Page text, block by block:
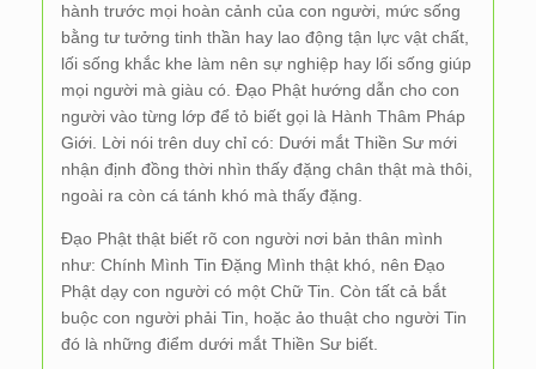
hành trước mọi hoàn cảnh của con người, mức sống
bằng tư tưởng tinh thần hay lao động tận lực vật chất,
lối sống khắc khe làm nên sự nghiệp hay lối sống giúp
mọi người mà giàu có. Đạo Phật hướng dẫn cho con
người vào từng lớp để tỏ biết gọi là Hành Thâm Pháp
Giới. Lời nói trên duy chỉ có: Dưới mắt Thiền Sư mới
nhận định đồng thời nhìn thấy đặng chân thật mà thôi,
ngoài ra còn cá tánh khó mà thấy đặng.
Đạo Phật thật biết rõ con người nơi bản thân mình
như: Chính Mình Tin Đặng Mình thật khó, nên Đạo
Phật dạy con người có một Chữ Tin. Còn tất cả bắt
buộc con người phải Tin, hoặc ảo thuật cho người Tin
đó là những điểm dưới mắt Thiền Sư biết.